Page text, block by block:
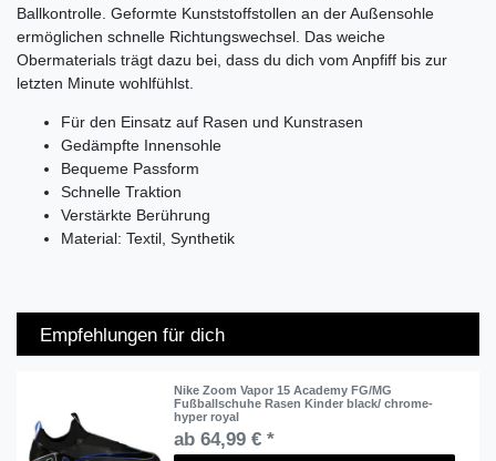
Ballkontrolle. Geformte Kunststoffstollen an der Außensohle
ermöglichen schnelle Richtungswechsel. Das weiche
Obermaterials trägt dazu bei, dass du dich vom Anpfiff bis zur
letzten Minute wohlfühlst.
Für den Einsatz auf Rasen und Kunstrasen
Gedämpfte Innensohle
Bequeme Passform
Schnelle Traktion
Verstärkte Berührung
Material: Textil, Synthetik
Empfehlungen für dich
Nike Zoom Vapor 15 Academy FG/MG
Fußballschuhe Rasen Kinder black/ chrome-
hyper royal
ab 64,99 € *